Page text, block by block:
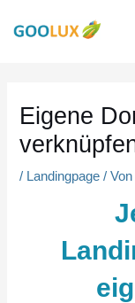
Inhalt
Eigene
/ Landingpage / Von